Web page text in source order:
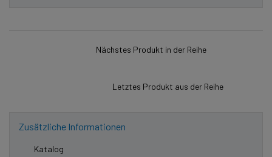
Nächstes Produkt in der Reihe
Letztes Produkt aus der Reihe
Zusätzliche Informationen
Katalog